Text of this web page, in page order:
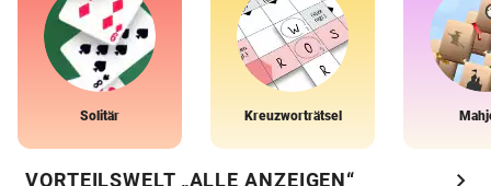
Solitär Kreuzworträtsel
VORTEILSWELT „ALLE ANZEIGEN“